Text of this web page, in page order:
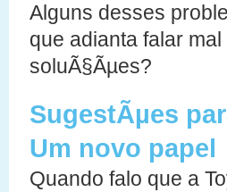
Alguns desses
que adianta falar
soluÃ§Ãµes?
SugestÃµes
Um novo papel
Quando falo que a